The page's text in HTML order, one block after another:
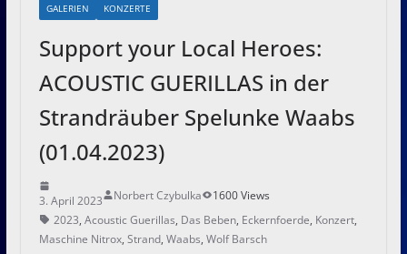
GALERIEN KONZERTE
Support your Local Heroes:
ACOUSTIC GUERILLAS in der
Strandräuber Spelunke Waabs
(01.04.2023)
3. April 2023 Norbert Czybulka
1600 Views
2023, Acoustic Guerillas, Das Beben, Eckernfoerde, Konzert,
Maschine Nitrox, Strand, Waabs, Wolf Barsch